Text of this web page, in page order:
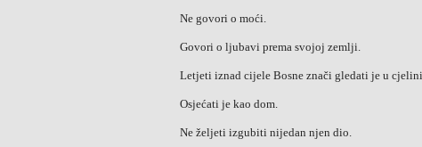
Ne govori o moći.
Govori o ljubavi prema svojoj zemlji.
Letjeti iznad cijele Bosne znači gledati je u
Osjećati je kao dom.
Ne željeti izgubiti nijedan njen dio.